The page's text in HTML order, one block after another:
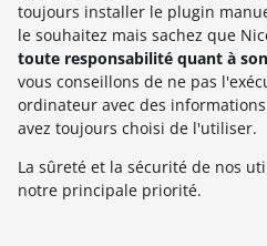
toujours installer le plugin
le souhaitez mais sachez que
toute responsabilité quant à
vous conseillons de ne pas
ordinateur avec des
avez toujours choisi de l'utiliser.
La sûreté et la sécurité de nos
notre principale priorité.